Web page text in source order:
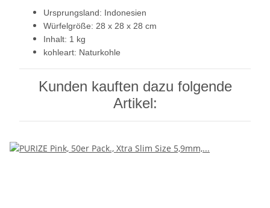
Ursprungsland: Indonesien
Würfelgröße: 28 x 28 x 28 cm
Inhalt: 1 kg
kohleart: Naturkohle
Kunden kauften dazu folgende
Artikel: